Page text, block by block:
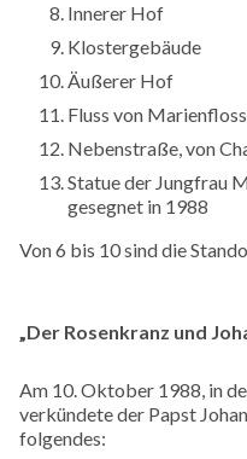
Innerer Hof
Klostergebäude
Äußerer Hof
Fluss von Marienfloss
Nebenstraße, von
Statue der Jungfrau
gesegnet in 1988
Von 6 bis 10 sind die
„Der Rosenkranz und
Am 10. Oktober 1988, in
verkündete der Papst
folgendes: